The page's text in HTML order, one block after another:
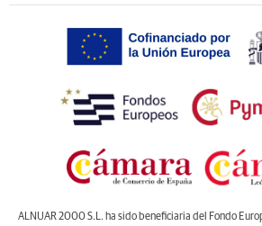
ALNUAR 2000 S.L. ha sido beneficiaria del Fondo